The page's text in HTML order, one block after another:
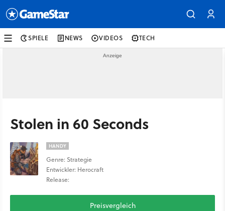
SPIELE NEWS VIDEOS TECH
Stolen in 60 Seconds
HANDY
Genre: Strategie
Entwickler: Herocraft
Release:
Preisvergleich